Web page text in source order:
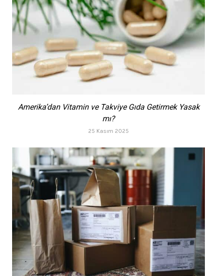
Amerika’dan Vitamin ve Takviye Gıda Getirmek Yasak
mı?
25 Kasım 2025